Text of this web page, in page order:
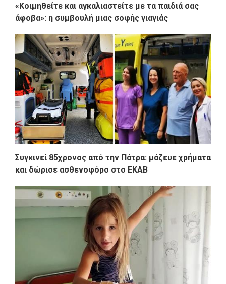
«Κοιμηθείτε και αγκαλιαστείτε με τα παιδιά σας
άφοβα»: η συμβουλή μιας σοφής γιαγιάς
Συγκινεί 85χρονος από την Πάτρα: μάζευε χρήματα
και δώρισε ασθενοφόρο στο ΕΚΑΒ